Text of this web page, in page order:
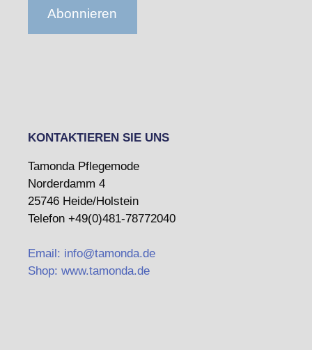
Abonnieren
KONTAKTIEREN SIE UNS
Tamonda Pflegemode
Norderdamm 4
25746 Heide/Holstein
Telefon +49(0)481-78772040
Email: info@tamonda.de
Shop: www.tamonda.de